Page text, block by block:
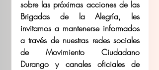
sobre las próximas acciones de las
Brigadas de la Alegría, les
invitamos a mantenerse informados
a través de nuestras redes sociales
de Movimiento Ciudadano
Durango y canales oficiales de